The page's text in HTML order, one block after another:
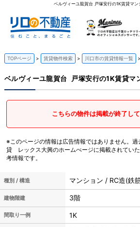
ベルヴィーユ龍賀台 戸塚安行の1K賃貸マ
TOPページ 賃貸物件検索 川口市の賃貸情報一覧
ベルヴィーユ龍賀台 戸塚安行の1K賃貸マ
こちらの物件は掲載が終了して
※このページの情報は広告情報ではありません。
貸 レックス大興のホームぺージに掲載されてい
考情報です。
種別 / 構造 マンション / RC造(鉄
建物階建 3階
間取り一例 1K